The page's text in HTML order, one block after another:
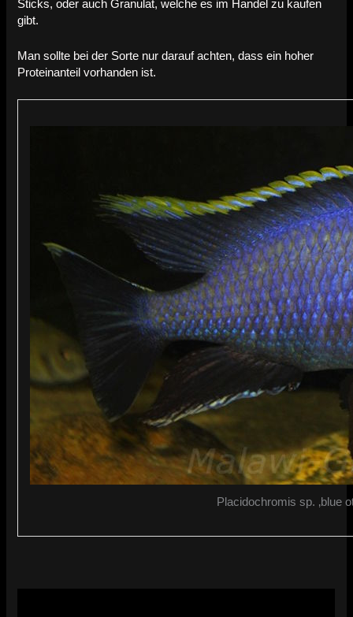
Sticks, oder auch Granulat, welche es im Handel zu kaufen
gibt.
Man sollte bei der Sorte nur darauf achten, dass ein hoher
Proteinanteil vorhanden ist.
Placidochromis sp. ‚blue